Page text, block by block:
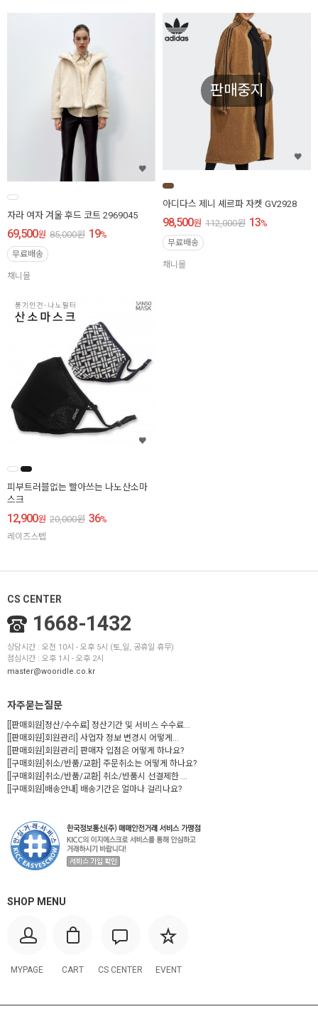
자라 여자 겨울 후드 코트 2969045
69,500원 85,000원 19%
무료배송
채니몰
판매중지
아디다스 제니 셰르파 자켓 GV2928
98,500원 112,000원 13%
무료배송
채니몰
피부트러블없는 빨아쓰는 나노산소마
스크
12,900원 20,000원 36%
레이즈스텝
CS CENTER
1668-1432
상담시간 : 오전 10시 - 오후 5시 (토,일, 공휴일 휴무)
점심시간 : 오후 1시 - 오후 2시
master@wooridle.co.kr
자주묻는질문
[[판매회원]정산/수수료] 정산기간 및 서비스 수수료...
[[판매회원]회원관리] 사업자 정보 변경시 어떻게...
[[판매회원]회원관리] 판매자 입점은 어떻게 하나요?
[[구매회원]취소/반품/교환] 주문취소는 어떻게 하나요?
[[구매회원]취소/반품/교환] 취소/반품시 선결제한 ...
[[구매회원]배송안내] 배송기간은 얼마나 걸리나요?
SHOP MENU
MYPAGE CART CS CENTER EVENT